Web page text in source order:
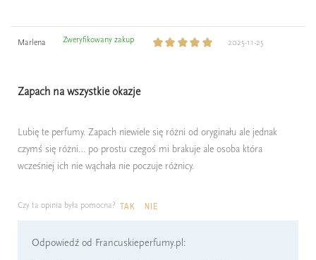
Marlena Zweryfikowany zakup 2025-11-25
Zapach na wszystkie okazje
Lubię te perfumy. Zapach niewiele się różni od oryginału ale jednak
czymś się różni… po prostu czegoś mi brakuje ale osoba która
wcześniej ich nie wąchała nie poczuje różnicy.
Czy ta opinia była pomocna? TAK NIE
Odpowiedź od Francuskieperfumy.pl: